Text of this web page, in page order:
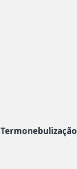
Termonebulização